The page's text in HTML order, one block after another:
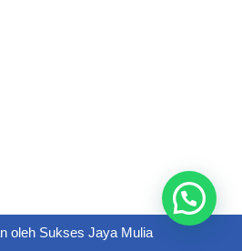
oleh Sukses Jaya Mulia